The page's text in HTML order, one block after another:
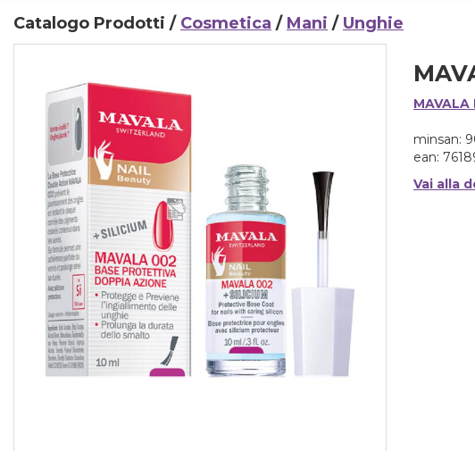
Catalogo Prodotti / Cosmetica / Mani / Unghie
minsan:
ean:
Vai alla